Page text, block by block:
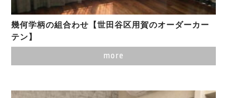
幾何学柄の組合わせ【世田谷区用賀のオーダーカー
テン】
more